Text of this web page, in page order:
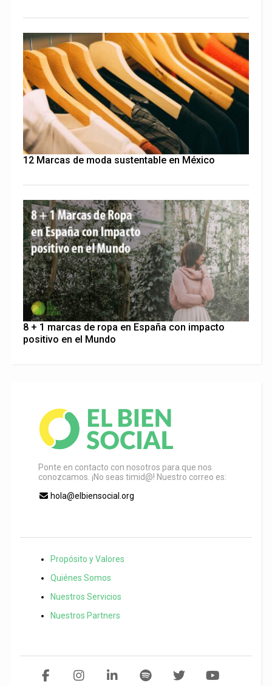
12 Marcas de moda sustentable en México
8 + 1 marcas de ropa en España con impacto
positivo en el Mundo
Ponte en contacto con nosotros para que nos
conozcamos. ¡No seas timid@! Nuestro correo es:
hola@elbiensocial.org
Propósito y Valores
Quiénes Somos
Nuestros Servicios
Nuestros Partners